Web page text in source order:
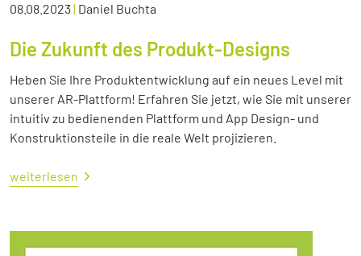
08.08.2023| Daniel Buchta
Die Zukunft des Produkt-Designs
Heben Sie Ihre Produktentwicklung auf ein neues Level mit
unserer AR-Plattform! Erfahren Sie jetzt, wie Sie mit unserer
intuitiv zu bedienenden Plattform und App Design- und
Konstruktionsteile in die reale Welt projizieren.
weiterlesen